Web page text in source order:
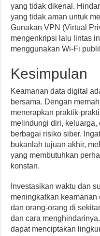
yang tidak dikenal.
yang tidak aman untuk
Gunakan VPN (Virtual
mengenkripsi lalu lintas
menggunakan Wi-Fi
Kesimpulan
Keamanan data digital
bersama. Dengan
menerapkan praktik-
melindungi diri,
berbagai risiko siber.
bukanlah tujuan akhir,
yang membutuhkan
konstan.
Investasikan waktu dan
meningkatkan keamanan
dan orang-orang di
dan cara
dapat menciptakan